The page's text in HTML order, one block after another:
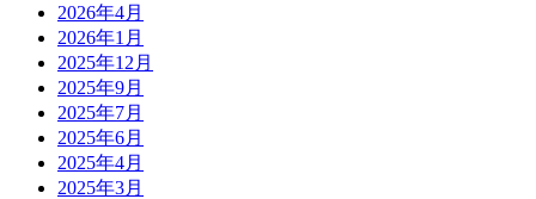
2026年4月
2026年1月
2025年12月
2025年9月
2025年7月
2025年6月
2025年4月
2025年3月